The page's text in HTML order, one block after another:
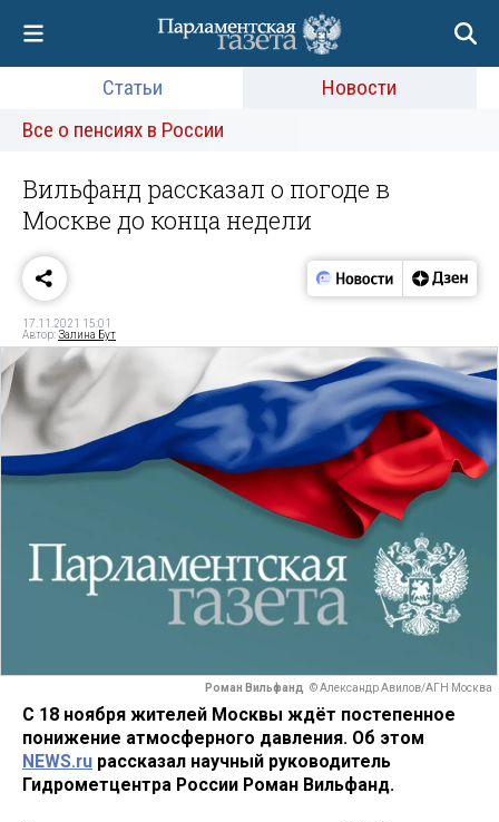
Статьи
Новости
Все о пенсиях в России
Вильфанд рассказал о погоде в
Москве до конца недели
17.11.2021 15:01
Автор:Залина Бут
Роман Вильфанд © Александр Авилов/АГН Москва
С 18 ноября жителей Москвы ждёт постепенное
понижение атмосферного давления. Об этом
NEWS.ru рассказал научный руководитель
Гидрометцентра России Роман Вильфанд.